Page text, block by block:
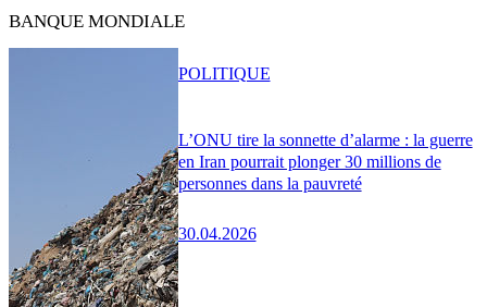
BANQUE MONDIALE
L’ONU tire la sonnette d’alarme : la guerre
en Iran pourrait plonger 30 millions de
personnes dans la pauvreté
30.04.2026
POLITIQUE